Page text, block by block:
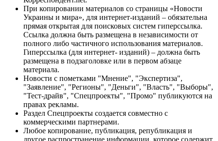
При копировании материалов со страницы «Новости
Украины и мира», для интернет-изданий – обязательна
прямая открытая для поисковых систем гиперссылка.
Ссылка должна быть размещена в независимости от
полного либо частичного использования материалов.
Гиперссылка (для интернет- изданий) – должна быть
размещена в подзаголовке или в первом абзаце
материала.
Новости с пометками "Мнение", "Экспертиза",
"Заявление", "Регионы", "Деньги", "Власть", "Выборы",
"Тест-драйв", "Спецпроекты", "Промо" публикуются на
правах рекламы.
Раздел Спецпроекты создается совместно с
коммерческими партнерами.
Любое копирование, публикация, републикация и
другое распространение информации, которое содержит